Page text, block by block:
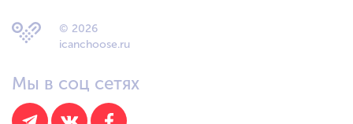
© 2026
icanchoose.ru
Мы в соц сетях